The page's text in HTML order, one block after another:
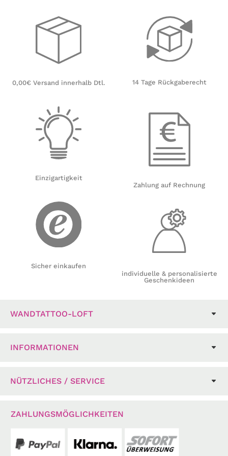
0,00€ Versand innerhalb Dtl.
Einzigartigkeit
Sicher einkaufen
14 Tage Rückgaberecht
Zahlung auf Rechnung
individuelle & personalisierte
Geschenkideen
WANDTATTOO-LOFT
INFORMATIONEN
NÜTZLICHES / SERVICE
ZAHLUNGSMÖGLICHKEITEN